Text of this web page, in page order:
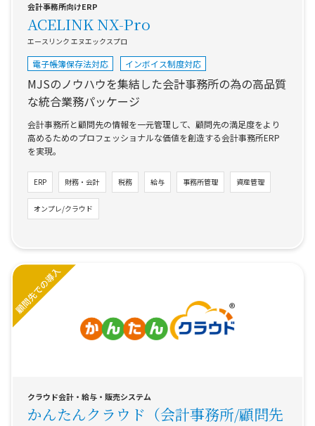
会計事務所向けERP
ACELINK NX-Pro
エースリンク エヌエックスプロ
電子帳簿保存法対応 インボイス制度対応
MJSのノウハウを集結した会計事務所の為の高品質
な統合業務パッケージ
会計事務所と顧問先の情報を一元管理して、顧問先の満足度をより
高めるためのプロフェッショナルな価値を創造する会計事務所ERP
を実現。
ERP 財務・会計 税務 給与 事務所管理 資産管理
オンプレ/クラウド
クラウド会計・給与・販売システム
かんたんクラウド（会計事務所/顧問先